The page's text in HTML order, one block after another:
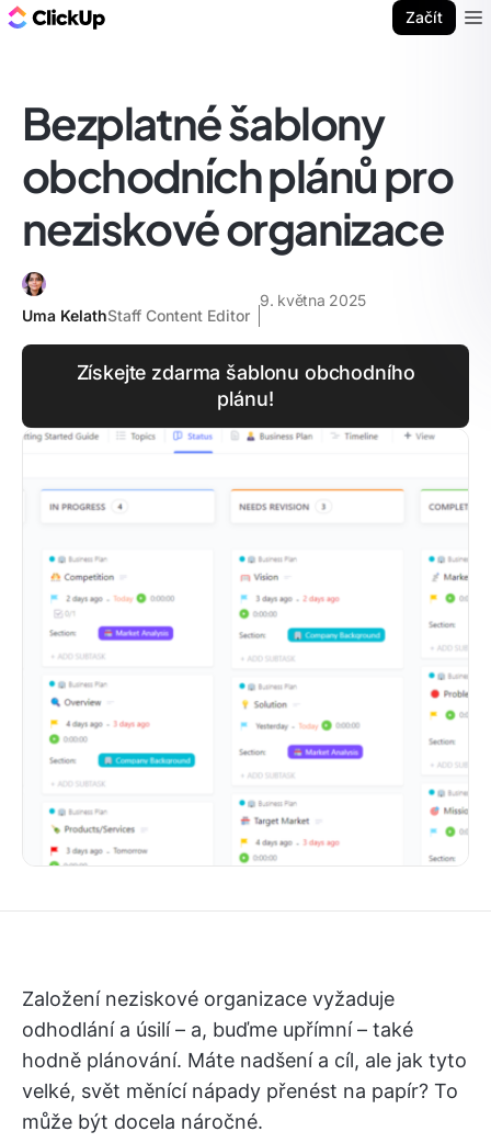
Začít
Bezplatné šablony
obchodních plánů pro
neziskové organizace
Uma KelathStaff Content Editor
9. května 2025
Získejte zdarma šablonu obchodního
plánu!
Založení neziskové organizace vyžaduje
odhodlání a úsilí – a, buďme upřímní – také
hodně plánování. Máte nadšení a cíl, ale jak tyto
velké, svět měnící nápady přenést na papír? To
může být docela náročné.